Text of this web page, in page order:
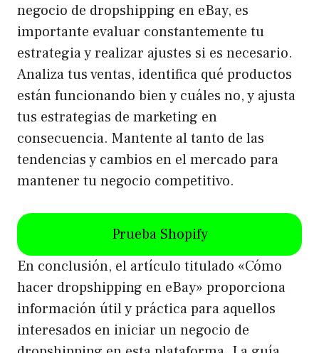
negocio de dropshipping en eBay, es
importante evaluar constantemente tu
estrategia y realizar ajustes si es necesario.
Analiza tus ventas, identifica qué productos
están funcionando bien y cuáles no, y ajusta
tus estrategias de marketing en
consecuencia. Mantente al tanto de las
tendencias y cambios en el mercado para
mantener tu negocio competitivo.
Prueba Shopify
En conclusión, el artículo titulado «Cómo
hacer dropshipping en eBay» proporciona
información útil y práctica para aquellos
interesados en iniciar un negocio de